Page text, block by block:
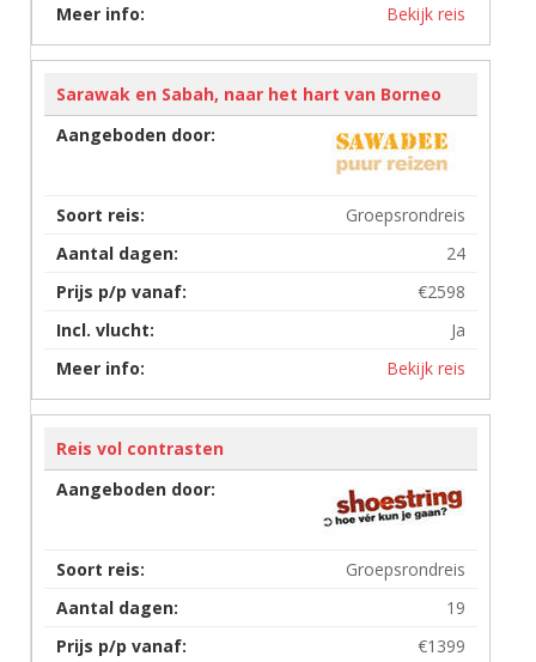
Bekijk reis
Sarawak en Sabah, naar het hart van Borneo
Groepsrondreis
24
€2598
Ja
Bekijk reis
Reis vol contrasten
Groepsrondreis
19
€1399